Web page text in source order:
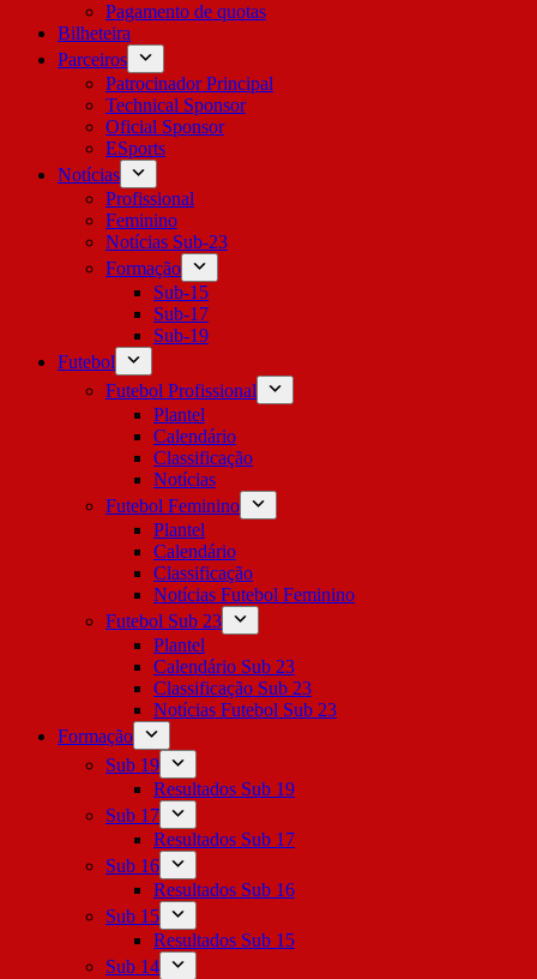
Pagamento de quotas
Bilheteira
Parceiros
Patrocinador Principal
Technical Sponsor
Oficial Sponsor
ESports
Notícias
Profissional
Feminino
Notícias Sub-23
Formação
Sub-15
Sub-17
Sub-19
Futebol
Futebol Profissional
Plantel
Calendário
Classificação
Notícias
Futebol Feminino
Plantel
Calendário
Classificação
Notícias Futebol Feminino
Futebol Sub 23
Plantel
Calendário Sub 23
Classificação Sub 23
Notícias Futebol Sub 23
Formação
Sub 19
Resultados Sub 19
Sub 17
Resultados Sub 17
Sub 16
Resultados Sub 16
Sub 15
Resultados Sub 15
Sub 14